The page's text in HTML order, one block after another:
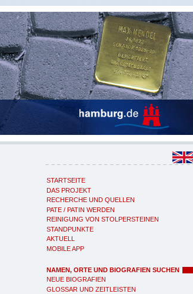
STARTSEITE
DAS PROJEKT
RECHERCHE UND QUELLEN
PATE / PATIN WERDEN
REINIGUNG VON STOLPERSTEINEN
STANDPUNKTE
AKTUELL
MOBILE APP
NAMEN, ORTE UND BIOGRAFIEN SUCHEN
NEUE BIOGRAFIEN
GLOSSAR UND ZEITLEISTEN